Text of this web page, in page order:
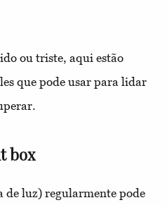
ou triste, aqui estão
que pode usar para lidar
box
de luz) regularmente pode